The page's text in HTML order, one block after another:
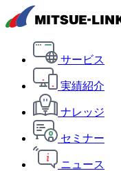
サービス
実績紹介
ナレッジ
セミナー
ニュース